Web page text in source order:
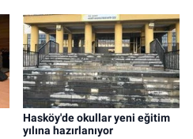
Hasköy'de okullar yeni eğitim
yılına hazırlanıyor